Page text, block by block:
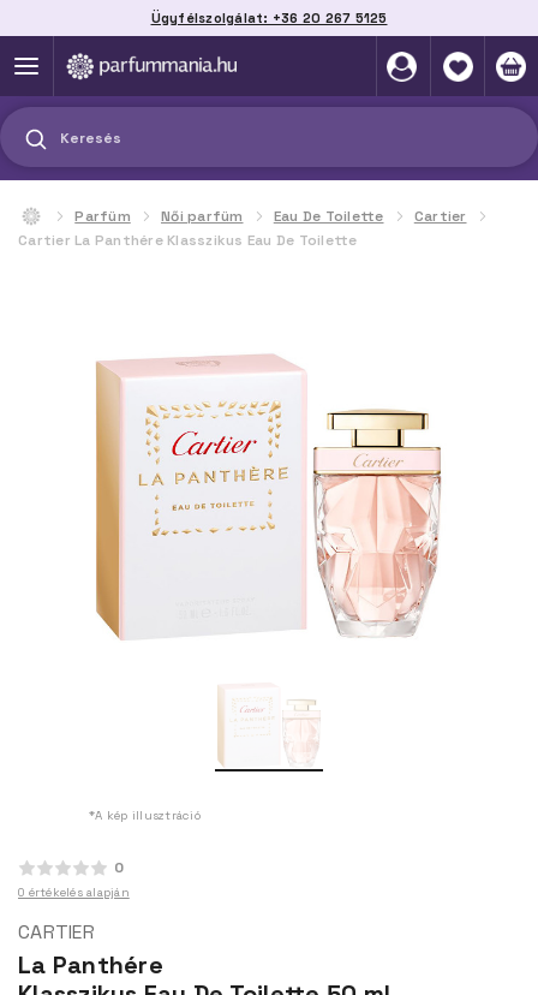
Ügyfélszolgálat: +36 20 267 5125
Keresés
Parfüm Női parfüm Eau De Toilette
Cartier
Cartier La Panthére Klasszikus Eau De Toilette
*A kép illusztráció
0
0 értékelés alapján
CARTIER
La Panthére